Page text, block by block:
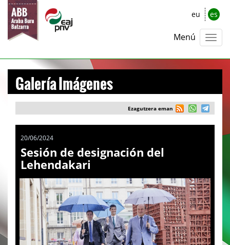
eu es
Menú
Galería Imágenes
Ezagutzera eman
20/06/2024
Sesión de designación del
Lehendakari